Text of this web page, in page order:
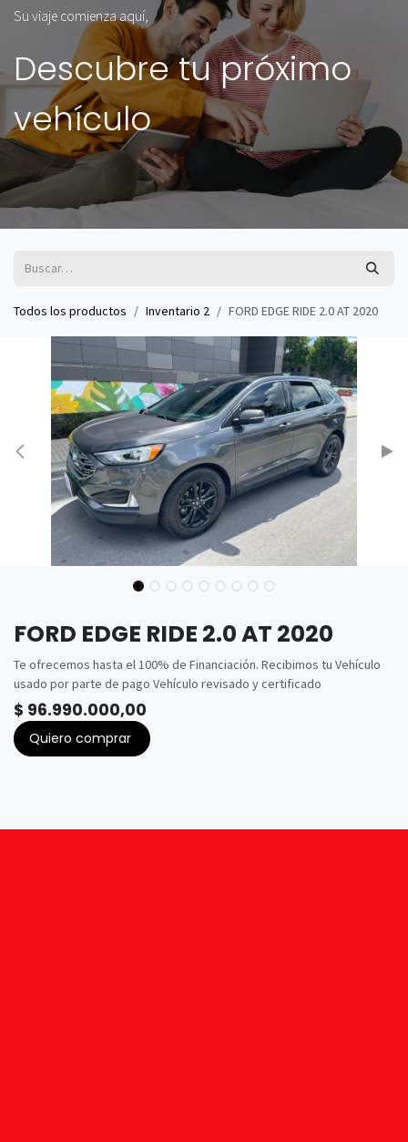
Su viaje comienza aquí,
Descubre tu próximo
vehículo
Todos los productos Inventario 2 FORD EDGE RIDE 2.0 AT 2020
FORD EDGE RIDE 2.0 AT 2020
Te ofrecemos hasta el 100% de Financiación. Recibimos tu Vehículo
usado por parte de pago Vehículo revisado y certificado
$ 96.990.000,00
Quiero comprar